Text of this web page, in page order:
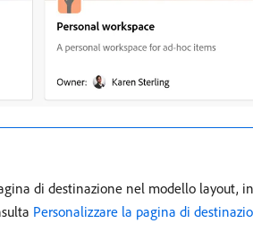
di destinazione nel modello layout,
Personalizzare la pagina di